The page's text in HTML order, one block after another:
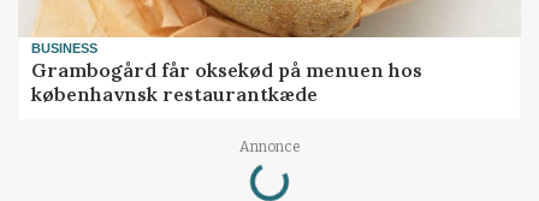
BUSINESS
Grambogård får oksekød på menuen hos
københavnsk restaurantkæde
Annonce
Loading...